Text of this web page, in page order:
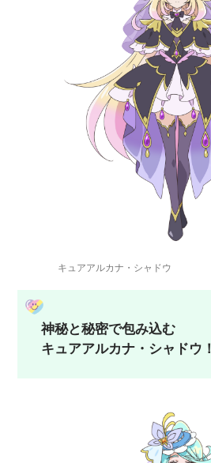
キュアアルカナ・シャドウ
神秘と秘密で包み込む
キュアアルカナ・シャドウ！